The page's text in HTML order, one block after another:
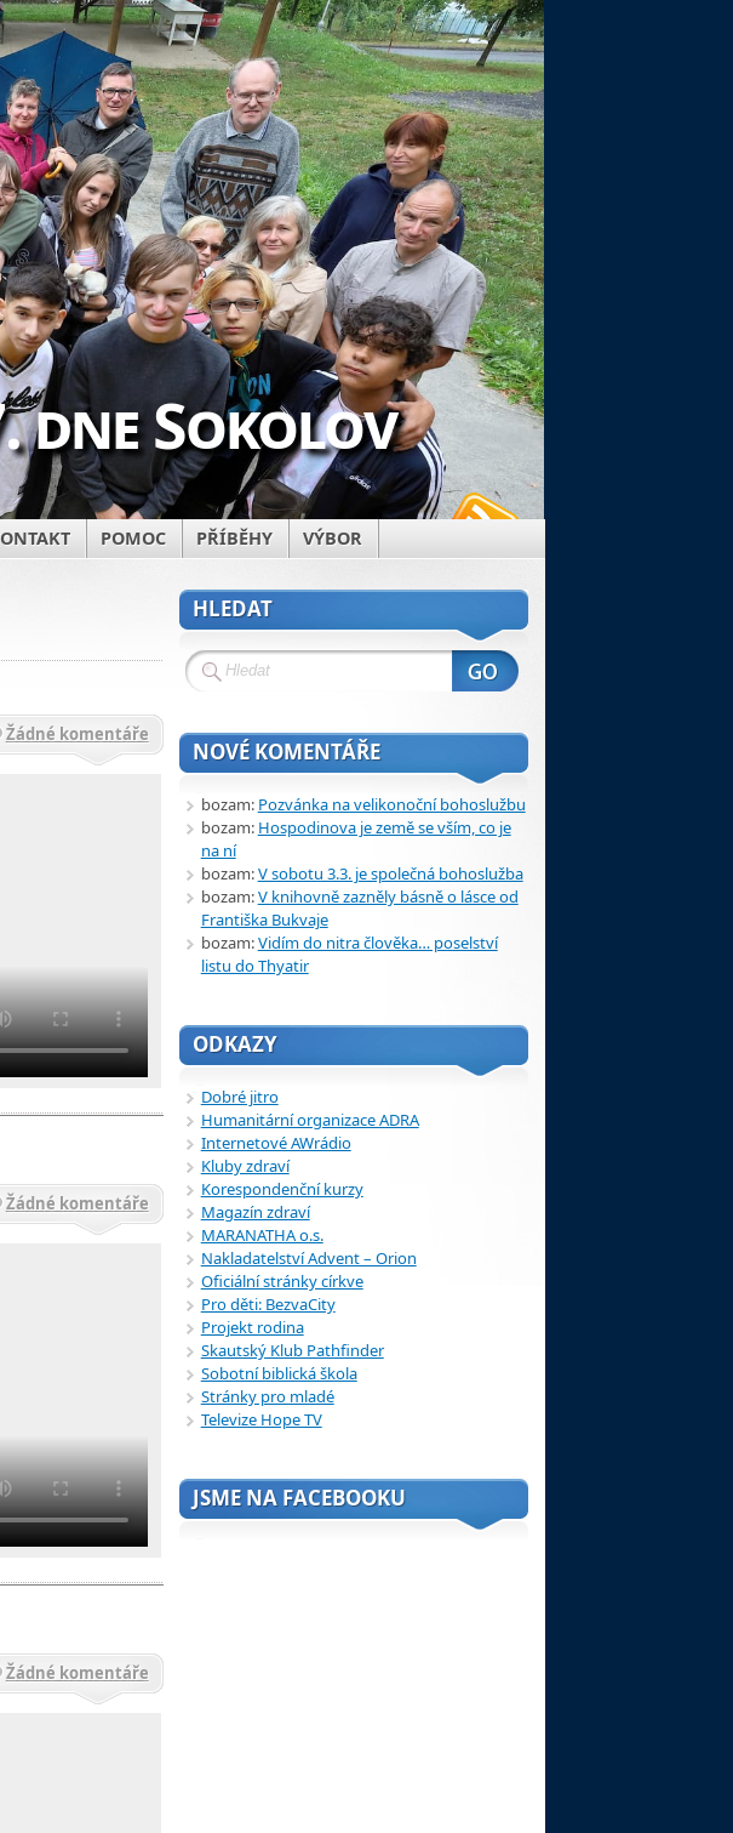
dne Sokolov
POMOC PŘÍBĚHY VÝBOR
Žádné komentáře
Žádné komentáře
Žádné komentáře
HLEDAT
NOVÉ KOMENTÁŘE
bozam: Pozvánka na velikonoční bohoslužbu
bozam: Hospodinova je země se vším, co je
na ní
bozam:V sobotu 3.3. je společná bohoslužba
bozam:V knihovně zazněly básně o lásce od
Františka Bukvaje
bozam:Vidím do nitra člověka… poselství
listu do Thyatir
ODKAZY
Dobré jitro
Humanitární organizace ADRA
Internetové AWrádio
Kluby zdraví
Korespondenční kurzy
Magazín zdraví
MARANATHA o.s.
Nakladatelství Advent – Orion
Oficiální stránky církve
Pro děti: BezvaCity
Projekt rodina
Skautský Klub Pathfinder
Sobotní biblická škola
Stránky pro mladé
Televize Hope TV
JSME NA FACEBOOKU